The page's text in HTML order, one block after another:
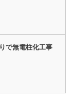
で無電柱化工事